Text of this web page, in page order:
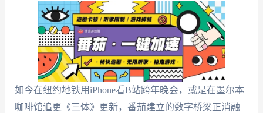
如今在纽约地铁用iPhone看B站跨年晚会，或是在墨尔本
咖啡馆追更《三体》更新，番茄建立的数字桥梁正消融